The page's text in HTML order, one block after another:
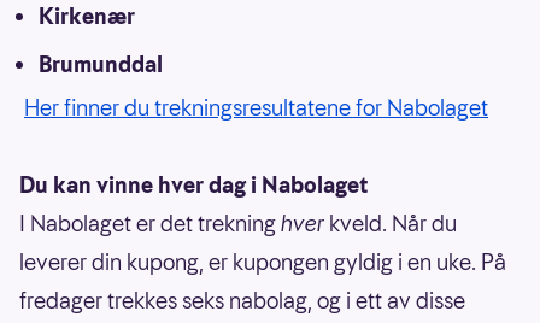
Kirkenær
Brumunddal
Her finner du trekningsresultatene for Nabolaget
Du kan vinne hver dag i Nabolaget
I Nabolaget er det trekninghver kveld. Når du
leverer din kupong, er kupongen gyldig i en uke. På
fredager trekkes seks nabolag, og i ett av disse